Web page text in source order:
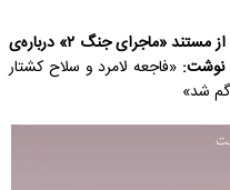
حالا احسان علیخانی هم با بازنشر ویدئویی از مستند «ماجرای جنگ ۲» درباره‌ی
نوشت: «فاجعه لامرد و سلاح کشتار
گم شد»